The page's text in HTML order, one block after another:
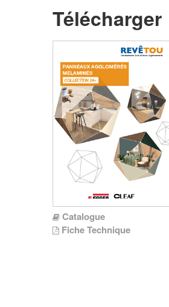
Télécharger
Catalogue
Fiche Technique